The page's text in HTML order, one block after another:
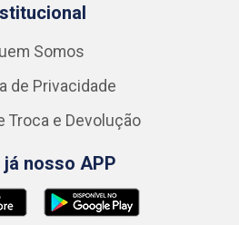
Somos
de Privacidade
Troca e Devolução
já nosso APP